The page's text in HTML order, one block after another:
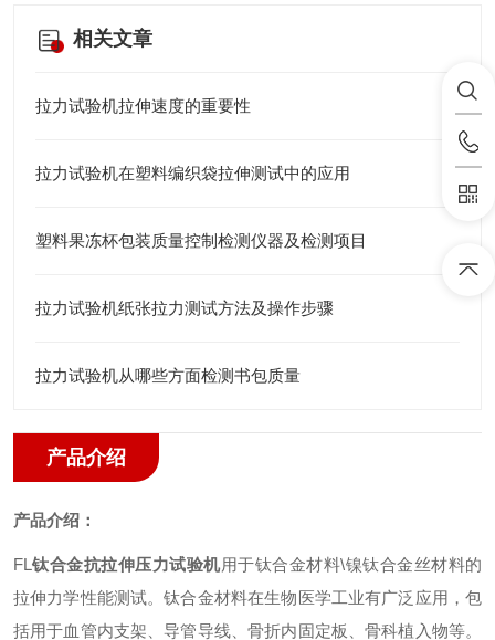
相关文章
拉力试验机拉伸速度的重要性
拉力试验机在塑料编织袋拉伸测试中的应用
塑料果冻杯包装质量控制检测仪器及检测项目
拉力试验机纸张拉力测试方法及操作步骤
拉力试验机从哪些方面检测书包质量
产品介绍
产品介绍：
FL 钛合金抗拉伸压力试验机用于钛合金材料\镍钛合金丝材料的
拉伸力学性能测试。钛合金材料在生物医学工业有广泛应用，包
括用于血管内支架、导管导线、骨折内固定板、骨科植入物等。